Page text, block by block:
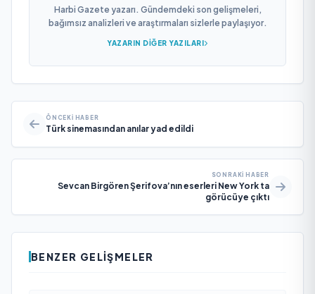
Harbi Gazete yazarı. Gündemdeki son gelişmeleri,
bağımsız analizleri ve araştırmaları sizlerle paylaşıyor.
YAZARIN DIĞER YAZILARI
ÖNCEKI HABER
Türk sinemasından anılar yad edildi
SONRAKI HABER
Sevcan Birgören Şerifova’nın eserleri New York ta
görücüye çıktı
BENZER GELIŞMELER